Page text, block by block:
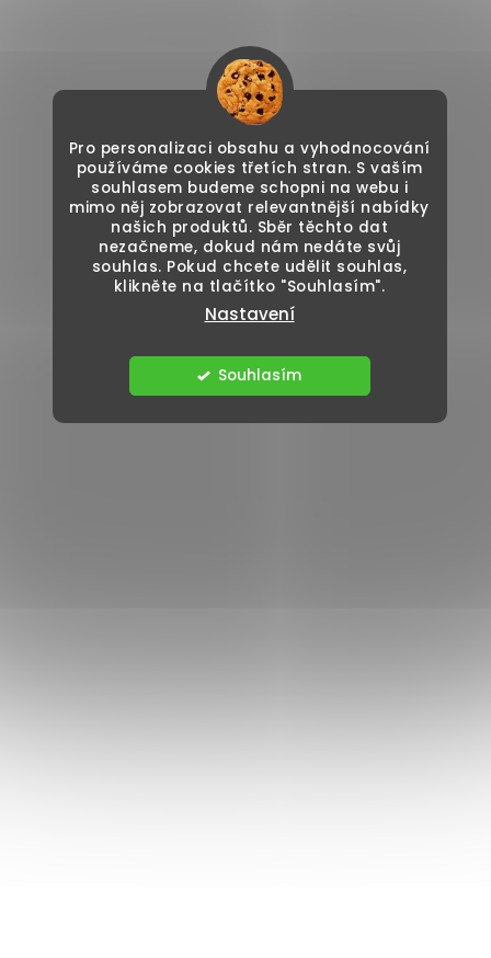
Pro personalizaci obsahu a vyhodnocování
používáme cookies třetích stran. S vaším
souhlasem budeme schopni na webu i
mimo něj zobrazovat relevantnější nabídky
našich produktů. Sběr těchto dat
nezačneme, dokud nám nedáte svůj
souhlas. Pokud chcete udělit souhlas,
klikněte na tlačítko "Souhlasím".
Nastavení
Souhlasím